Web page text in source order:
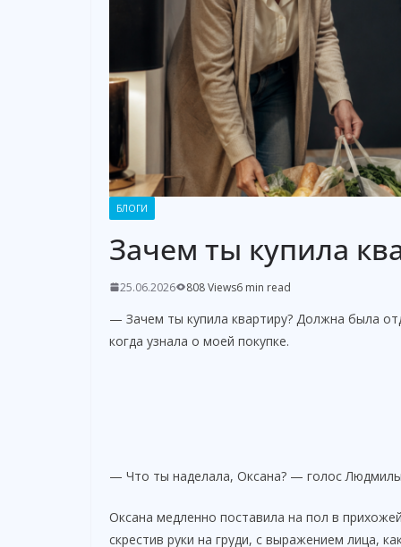
БЛОГИ
Зачем ты купила
25.06.2026 808 Views6 min read
— Зачем ты купила квартиру? Должна была
когда узнала о моей покупке.
— Что ты наделала, Оксана? — голос
Оксана медленно поставила на пол в
скрестив руки на груди, с выражением лица,